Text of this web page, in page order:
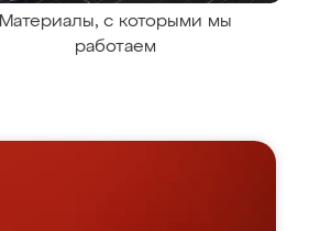
Материалы, с которыми мы
работаем